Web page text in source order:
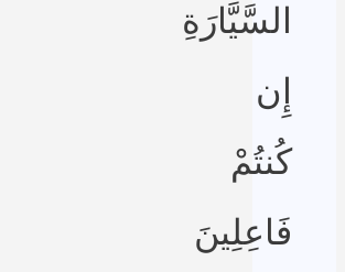
السَّيَّارَةِ
إِن
كُنتُمْ
فَاعِلِينَ